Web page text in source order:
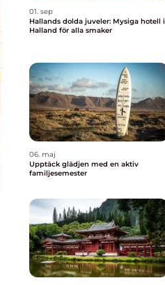
01. sep
Hallands dolda juveler: Mysiga hotell i
Halland för alla smaker
06. maj
Upptäck glädjen med en aktiv
familjesemester